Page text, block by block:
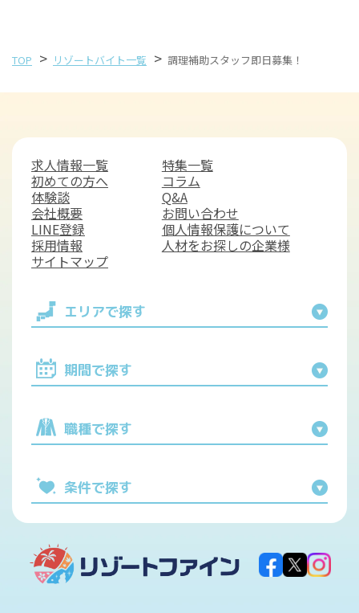
TOP > リゾートバイト一覧 > 調理補助スタッフ即日募集！
エリアで探す
期間で探す
職種で探す
条件で探す
求人情報一覧
特集一覧
初めての方へ
コラム
体験談
Q&A
会社概要
お問い合わせ
LINE登録
個人情報保護について
採用情報
人材をお探しの企業様
サイトマップ